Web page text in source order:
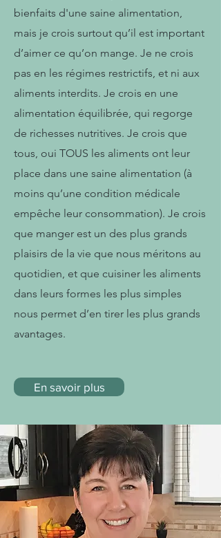
bienfaits d'une saine alimentation,
mais je crois surtout qu’il est important
d’aimer ce qu’on mange. Je ne crois
pas en les régimes restrictifs, et ni aux
aliments interdits. Je crois en une
alimentation équilibrée, qui regorge
de richesses nutritives. Je crois que
tous, oui TOUS les aliments ont leur
place dans une saine alimentation (à
moins qu’une condition médicale
empêche leur consommation). Je crois
que manger est un des plus grands
plaisirs de la vie que nous méritons au
quotidien, et que cuisiner les aliments
dans leurs formes les plus simples
nous permet d’en tirer les plus grands
avantages.
En savoir plus